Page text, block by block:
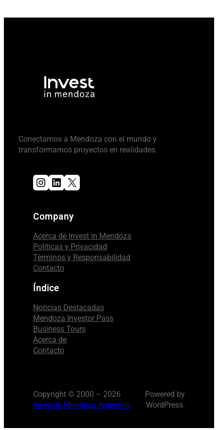
Conectamos a Mendoza con el mundo y
transformamos proyectos en realidades.
Instagram LinkedIn X
Company
Acerca de Invest in Mendoza
Políticas y Privacidad
Términos y Responsabilidad
Contacto
Índice
Noticias Destacadas
Mendoza Investor Pass
Business Tours
Acerca de
Contacto
Copyright © 2000 – 2026
Invest in Mendoza Argentina
Powered by
WordPress.